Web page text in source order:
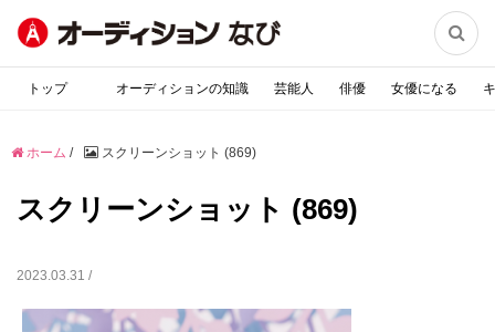

トップ オーディションの知識 芸能人 俳優 女優になる
ホーム / スクリーンショット (869)
スクリーンショット (869)
2023.03.31 /